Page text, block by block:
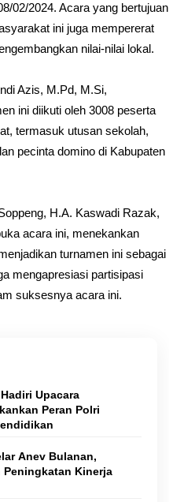
02/2024. Acara yang bertujuan
ini juga mempererat
nilai-nilai lokal.
Azis, M.Pd, M.Si,
ini diikuti oleh 3008 peserta
termasuk utusan sekolah,
pecinta domino di Kabupaten
H.A. Kaswadi Razak,
acara ini, menekankan
turnamen ini sebagai
mengapresiasi partisipasi
suksesnya acara ini.
Upacara
Peran Polri
Anev Bulanan,
Peningkatan Kinerja